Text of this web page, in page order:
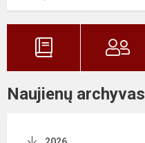
Naujienų archyvas